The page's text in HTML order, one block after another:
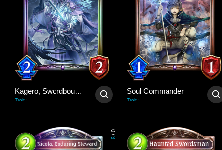
Kagero, Swordbound Soul
Trait : -
Soul Commander
Trait : -
0
/
3